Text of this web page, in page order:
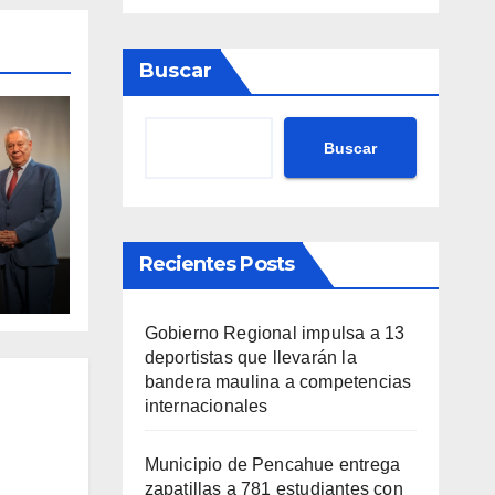
Buscar
Buscar
Recientes Posts
Gobierno Regional impulsa a 13
deportistas que llevarán la
bandera maulina a competencias
internacionales
Municipio de Pencahue entrega
zapatillas a 781 estudiantes con